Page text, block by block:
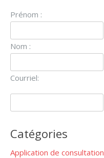
Prénom :
Nom :
Courriel:
Catégories
Application de consultation